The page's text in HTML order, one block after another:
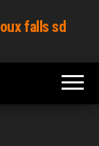
falls sd